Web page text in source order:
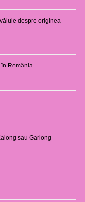
despre originea
România
sau Garlong